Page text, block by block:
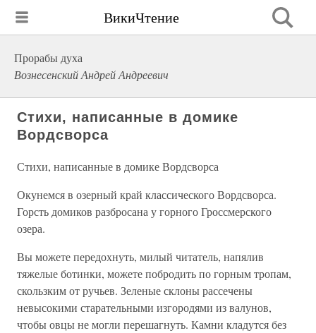
ВикиЧтение
Прорабы духа
Вознесенский Андрей Андреевич
Стихи, написанные в домике
Вордсворса
Стихи, написанные в домике Вордсворса
Окунемся в озерный край классического Вордсворса.
Горсть домиков разбросана у горного Гроссмерского
озера.
Вы можете передохнуть, милый читатель, напялив
тяжелые ботинки, можете побродить по горным тропам,
скользким от ручьев. Зеленые склоны рассечены
невысокими старательными изгородями из валунов,
чтобы овцы не могли перешагнуть. Камни кладутся без